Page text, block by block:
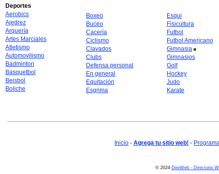
Deportes
Aerobics
Ajedrez
Arquería
Artes Marciales
Atletismo
Automovilismo
Badminton
Basquetbol
Beisbol
Boliche
Boxeo
Buceo
Cacería
Ciclismo
Clavados
Clubs
Defensa personal
En general
Equitación
Esgrima
Esqui
Fisicultura
Futbol
Futbol Americano
Gimnasia
Gimnasios
Golf
Hockey
Judo
Karate
Inicio - Agrega tu sitio web! -
© 2024 DireWeb - Directorio